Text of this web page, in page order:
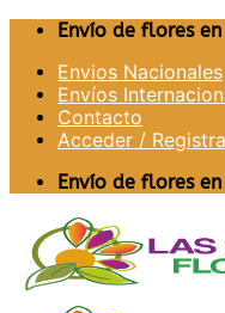
Saltar
contenido
Envío de flores
Envios Nacionales
Envíos
Contacto
Acceder /
Envío de flores